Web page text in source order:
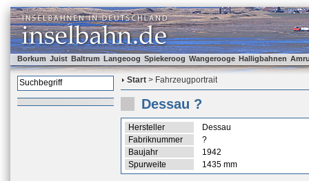
Borkum Juist Baltrum Langeoog Spiekeroog Wangerooge Halligbahnen
Start > Fahrzeugportrait
Dessau ?
Hersteller
Dessau
Fabriknummer
?
Baujahr
1942
Spurweite
1435 mm